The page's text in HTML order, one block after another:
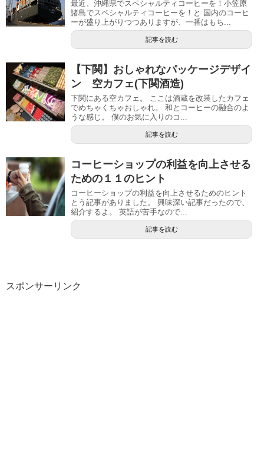
最近、沖縄県でスペシャルティコーヒーを！小笠原
諸島でスペシャルティコーヒーを！と 国内のコーヒ
ーが盛り上がりつつありますが、一番はもち...
記事を読む
【下関】おしゃれなパッケージデザイ
ン 空カフェ(下関酒造)
下関にある空カフェ。 ここは酒蔵を改装したカフェ
でめちゃくちゃおしゃれ。 和とコーヒーの融合のよ
うな感じ。 僕のお気に入りのコ...
記事を読む
コー​​ヒーショップの利益を向上させる
ための１１のヒント
コー​​ヒーショップの利益を向上させるためのヒント
とう記事がありました。 興味深い記事だったので、
紹介するよ。 英語が苦手なので...
記事を読む
スポンサーリンク